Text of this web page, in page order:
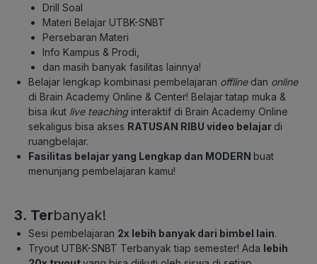
Drill Soal
Materi Belajar UTBK-SNBT
Persebaran Materi
Info Kampus & Prodi,
dan masih banyak fasilitas lainnya!
Belajar lengkap kombinasi pembelajaran offline dan online
di Brain Academy Online & Center! Belajar tatap muka &
bisa ikut live teaching interaktif di Brain Academy Online
sekaligus bisa akses RATUSAN RIBU video belajar di
ruangbelajar.
Fasilitas belajar yang Lengkap dan MODERN buat
menunjang pembelajaran kamu!
3. Terbanyak!
Sesi pembelajaran 2x lebih banyak dari bimbel lain.
Tryout UTBK-SNBT Terbanyak tiap semester! Ada lebih